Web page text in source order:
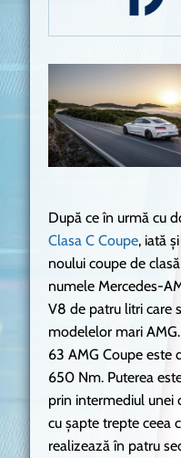
După ce în urmă cu
Clasa C Coupe, iată
noului coupe de
numele Mercedes-
V8 de patru litri care
modelelor mari
63 AMG Coupe este
650 Nm. Puterea
prin intermediul unei
cu șapte trepte ceea
realizează în patru